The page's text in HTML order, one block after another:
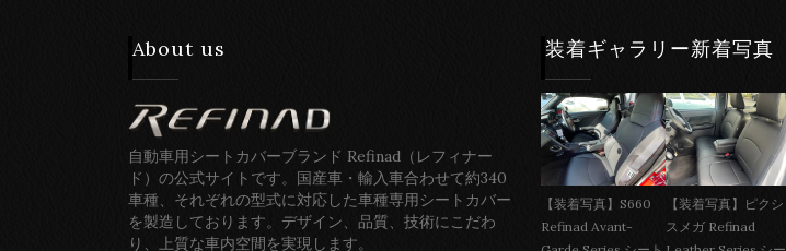
About us
自動車用シートカバーブランド Refinad（レフィナー
ド）の公式サイトです。国産車・輸入車合わせて約340
車種、それぞれの型式に対応した車種専用シートカバー
を製造しております。デザイン、品質、技術にこだわ
り、上質な車内空間を実現します。
装着ギャラリー新着写真
【装着写真】S660
Refinad Avant-
【装着写真】ピクシ
スメガ Refinad